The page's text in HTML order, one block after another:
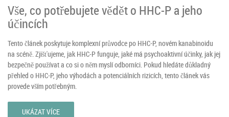
Vše, co potřebujete vědět o HHC-P a jeho
účincích
Tento článek poskytuje komplexní průvodce po HHC-P, novém kanabinoidu
na scéně. Zjišťujeme, jak HHC-P funguje, jaké má psychoaktivní účinky, jak jej
bezpečně používat a co si o něm myslí odborníci. Pokud hledáte důkladný
přehled o HHC-P, jeho výhodách a potenciálních rizicích, tento článek vás
provede vším potřebným.
UKÁZAT VÍCE